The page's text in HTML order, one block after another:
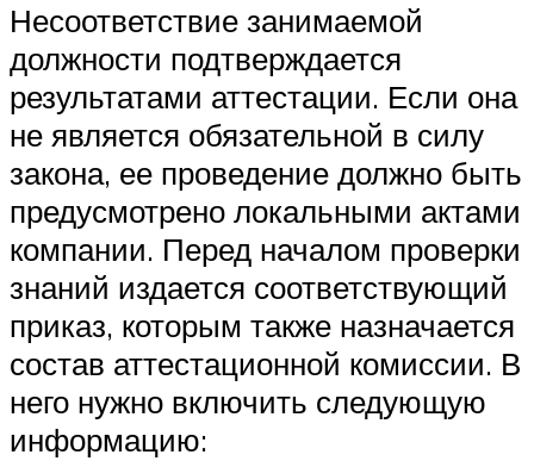
Несоответствие занимаемой
должности подтверждается
результатами аттестации. Если она
не является обязательной в силу
закона, ее проведение должно быть
предусмотрено локальными актами
компании. Перед началом проверки
знаний издается соответствующий
приказ, которым также назначается
состав аттестационной комиссии. В
него нужно включить следующую
информацию: